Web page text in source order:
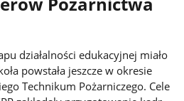
Pożarnictwa
działalności edukacyjnej miało
powstała jeszcze w okresie
Technikum Pożarniczego. Cele